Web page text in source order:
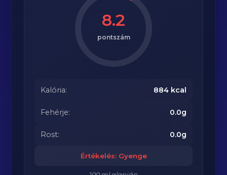
8.2
pontszám
Kalória: 884 kcal
Fehérje: 0.0g
Rost: 0.0g
Értékelés: Gyenge